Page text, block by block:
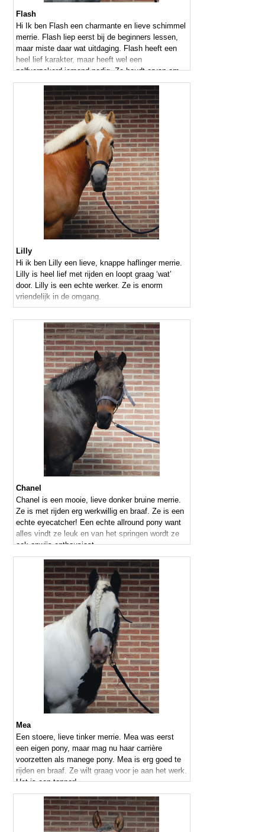
Flash
Hi Ik ben Flash een charmante en lieve schimmel
merrie. Flash liep eerst bij de beginners lessen,
maar miste daar wat uitdaging. Flash heeft een
heel lief karakter, maar heeft wel een
zelfverzekerd iemand nodig. Ze houdt ervan om
gepoetst te worden en doet er ook alles aan om
weer mooi wit te worden.
Lilly
Hi ik ben Lilly een lieve, knappe haflinger merrie.
Lilly is heel lief met rijden en loopt graag ‘wat’
door. Lilly is een echte werker. Ze is enorm
vriendelijk in de omgang.
Chanel
Chanel is een mooie, lieve donker bruine merrie.
Ze is met rijden erg werkwillig en braaf. Ze is een
echte eyecatcher! Een echte allround pony want
alles vindt ze leuk en van het springen wordt ze
ook onwijs enthousiast.
Mea
Een stoere, lieve tinker merrie. Mea was eerst
een eigen pony, maar mag nu haar carrière
voorzetten als manege pony. Mea is erg goed te
rijden en braaf. Ze wilt graag voor je aan het werk.
Het is een topper!